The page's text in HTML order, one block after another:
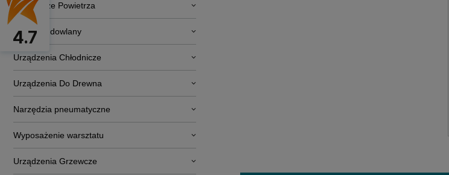
Osuszacze Powietrza
Sprzęt budowlany
Urządzenia Chłodnicze
Urządzenia Do Drewna
Narzędzia pneumatyczne
Wyposażenie warsztatu
Urządzenia Grzewcze
4.7